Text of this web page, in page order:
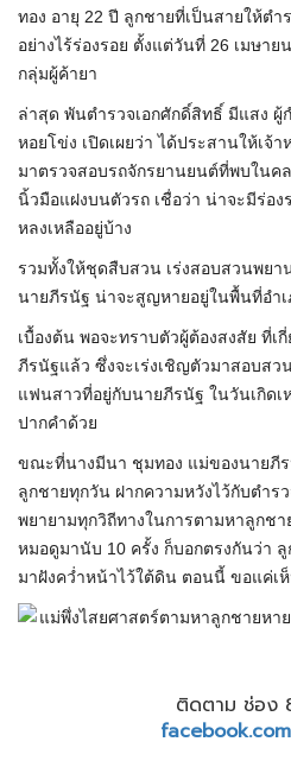
ทอง อายุ 22 ปี ลูกชายที่เป็นสายให้ตำ
อย่างไร้ร่องรอย ตั้งแต่วันที่ 26 เมษาย
กลุ่มผู้ค้ายา
ล่าสุด พันตำรวจเอกศักดิ์สิทธิ์ มีแสง ผู้
หอยโข่ง เปิดเผยว่า ได้ประสานให้เจ้
มาตรวจสอบรถจักรยานยนต์ที่พบในค
นิ้วมือแฝงบนตัวรถ เชื่อว่า น่าจะมีร่อง
หลงเหลืออยู่บ้าง
รวมทั้งให้ชุดสืบสวน เร่งสอบสวนพยา
นายภีรนัฐ น่าจะสูญหายอยู่ในพื้นที่อำ
เบื้องต้น พอจะทราบตัวผู้ต้องสงสัย ที่เ
ภีรนัฐแล้ว ซึ่งจะเร่งเชิญตัวมาสอบสว
แฟนสาวที่อยู่กับนายภีรนัฐ ในวันเกิดเ
ปากคำด้วย
ขณะที่นางมีนา ชุมทอง แม่ของนายภี
ลูกชายทุกวัน ฝากความหวังไว้กับตำร
พยายามทุกวิถีทางในการตามหาลูกชา
หมอดูมานับ 10 ครั้ง ก็บอกตรงกันว่า
มาฝังคว่ำหน้าไว้ใต้ดิน ตอนนี้ ขอแค่เ
ติดตาม ช่อง